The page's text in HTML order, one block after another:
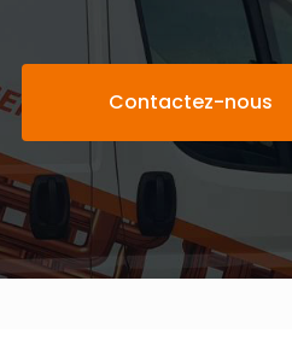
Contactez-nous